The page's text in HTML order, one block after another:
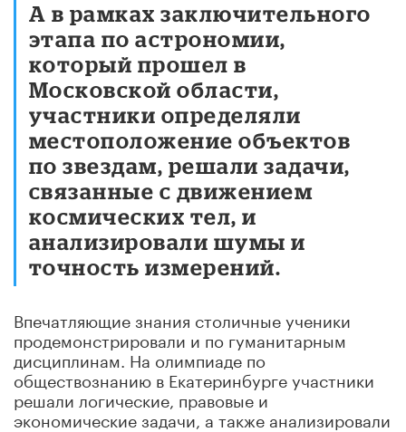
А в рамках заключительного
этапа по астрономии,
который прошел в
Московской области,
участники определяли
местоположение объектов
по звездам, решали задачи,
связанные с движением
космических тел, и
анализировали шумы и
точность измерений.
Впечатляющие знания столичные ученики
продемонстрировали и по гуманитарным
дисциплинам. На олимпиаде по
обществознанию в Екатеринбурге участники
решали логические, правовые и
экономические задачи, а также анализировали